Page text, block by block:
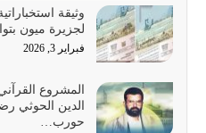
القرآن الكريم هو أهم مصدر
سيرته معرفة شخصيته
يوليو 28, 2026
هل نحن من الصالحين؟ قيِّم
على أصله وأعرض نفسك،
يوليو 27, 2026
وثيقة
لجزيرة ميون
فبراير 3, 2026
المشروع
الدين الحوثي
حورب…